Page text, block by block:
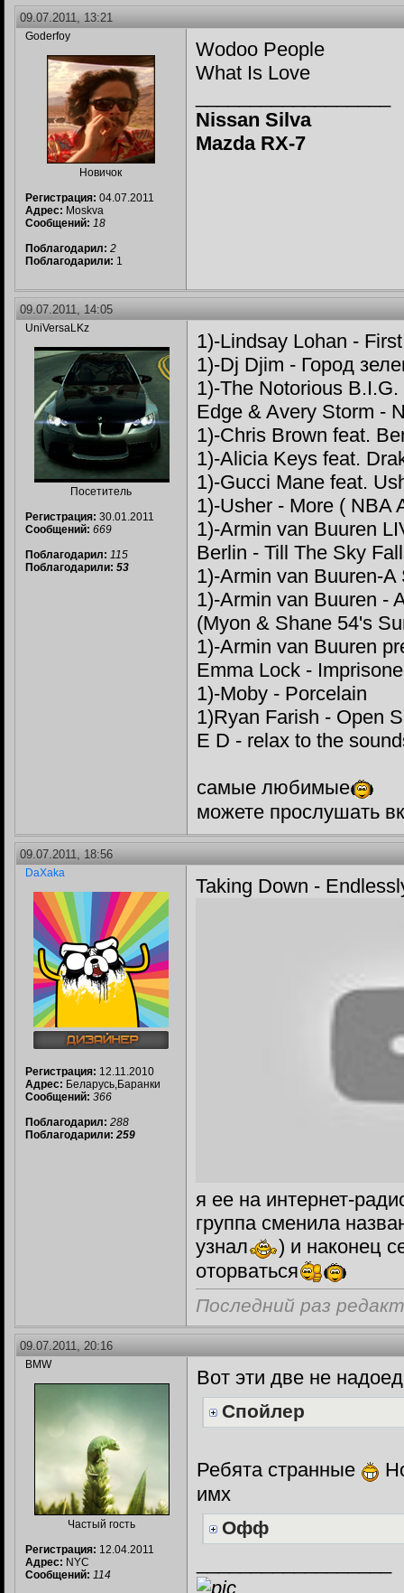
09.07.2011, 13:21
Goderfoy
Новичок
Регистрация: 04.07.2011
Адрес: Moskva
Сообщений: 18
Поблагодарил: 2
Поблагодарили: 1
Wodoo People
What Is Love
Nissan Silva
Mazda RX-7
09.07.2011, 14:05
UniVersaLKz
Посетитель
Регистрация: 30.01.2011
Сообщений: 669
Поблагодарил: 115
Поблагодарили: 53
1)-Lindsay Lohan -
1)-Dj Djim - Город
1)-The Notorious
Edge & Avery Storm -
1)-Chris Brown feat.
1)-Alicia Keys feat.
1)-Gucci Mane feat.
1)-Usher - More ( NBA
1)-Armin van Buuren
Berlin - Till The Sky
1)-Armin van Buuren-A
1)-Armin van Buuren -
(Myon & Shane 54's
1)-Armin van Buuren
Emma Lock -
1)-Moby - Porcelain
1)Ryan Farish - Open
E D - relax to the
самые любимые
можете прослушать
09.07.2011, 18:56
DaXaka
Регистрация: 12.11.2010
Адрес: Беларусь,Баранки
Сообщений: 366
Поблагодарил: 288
Поблагодарили: 259
Taking Down -
я ее на интернет-
группа сменила
узнал
) и наконец
оторваться
Последний раз
09.07.2011, 20:16
BMW
Частый гость
Регистрация: 12.04.2011
Адрес: NYC
Сообщений: 114
Вот эти две не
Спойлер
Ребята странные
имх
Офф